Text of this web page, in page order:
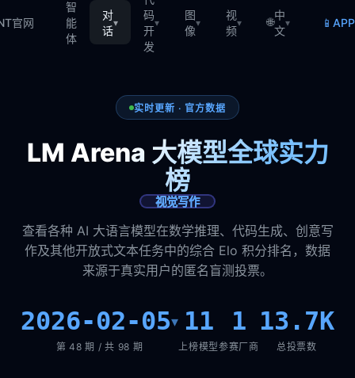
官网
智
能
体
对
话
▾
码
开
发
▾
图
像
▾
视
频
▾ 🌐
中
文
▾ 📱
实时更新 · 官方数据
LM Arena 大模型全球实力
榜
视觉写作
查看各种 AI 大语言模型在数学推理、代码生成、创意写
作及其他开放式文本任务中的综合 Elo 积分排名，数据
来源于真实用户的匿名盲测投票。
2026-02-05▾
第 48 期 / 共 98 期
11
上榜模型
1
参赛厂商
13.7K
总投票数